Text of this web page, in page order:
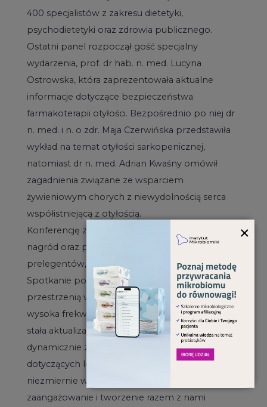
400 specjalistów z zakresu dietetyki,
psychodietetyki oraz zdrowia publicznego.
Ostatni panel rozpoczął gość specjalny
wydarzenia, prof. dr hab. n. med. Lucyna
Ostrowska, która zaprezentowała aktualne
informacje dotyczące bezpieczeństwa
farmakoterapii otyłości. Bezpośrednio po niej dr
n. med. i n. o zdr. Maja Czerwińska przedstawiła
wykład na temat otyłości sarkopenicznej,
natomiast dr n. med. Adrian Kwaśny omówił
zagadnienia związane ze wsparciem
żywieniowym chorych z niewydolnością serca
współistniejącą z otyłością.
Konferencję zwieńczyło uroczyste rozdanie
nagród oraz podziękowania skierowane do
prelegentów, partnerów i patronów wydarzenia.
Spotkanie po raz kolejny stało się ważną
przestrzenią wymiany wiedzy i doświadczeń, a
wysoka frekwencja potwierdziła, jak istotna jest
stała aktualizacja informacji w obliczu
dynamicznie zmieniających się rekomendacji
dotyczących leczenia otyłości. Jesteśmy
niezmiernie wdzięczni za Waszą obecność,
zaangażowanie i tworzenie razem z nami
×